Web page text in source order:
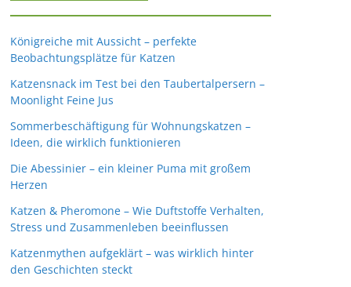
Königreiche mit Aussicht – perfekte
Beobachtungsplätze für Katzen
Katzensnack im Test bei den Taubertalpersern –
Moonlight Feine Jus
Sommerbeschäftigung für Wohnungskatzen –
Ideen, die wirklich funktionieren
Die Abessinier – ein kleiner Puma mit großem
Herzen
Katzen & Pheromone – Wie Duftstoffe Verhalten,
Stress und Zusammenleben beeinflussen
Katzenmythen aufgeklärt – was wirklich hinter
den Geschichten steckt